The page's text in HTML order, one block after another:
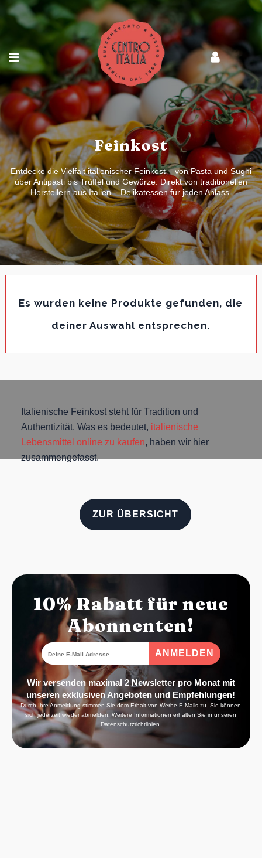
Feinkost
Entdecke die Vielfalt italienischer Feinkost – von Pasta und Sughi
über Antipasti bis Trüffel und Gewürze. Direkt von traditionellen
Herstellern aus Italien – Delikatessen für jeden Anlass.
Es wurden keine Produkte gefunden, die
deiner Auswahl entsprechen.
Italienische Feinkost steht für Tradition und
Authentizität. Was es bedeutet, italienische
Lebensmittel online zu kaufen, haben wir hier
zusammengefasst.
ZUR ÜBERSICHT
10% Rabatt für neue
Abonnenten!
Wir versenden maximal 2 Newsletter pro Monat mit
unseren exklusiven Angeboten und Empfehlungen!
Durch Ihre Anmeldung stimmen Sie dem Erhalt von Werbe-E-Mails zu. Sie können
sich jederzeit wieder abmelden. Weitere Informationen erhalten Sie in unseren
Datenschutzrichtlinien.